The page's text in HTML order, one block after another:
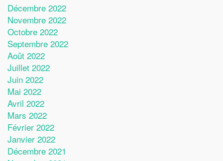
Décembre 2022
Novembre 2022
Octobre 2022
Septembre 2022
Août 2022
Juillet 2022
Juin 2022
Mai 2022
Avril 2022
Mars 2022
Février 2022
Janvier 2022
Décembre 2021